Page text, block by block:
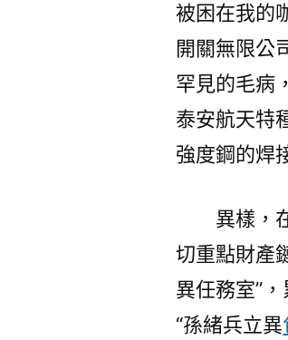
被困在我的
開關無限公
罕見的毛病
泰安航天特
強度鋼的焊
異樣，
切重點財產
異任務室”
“孫緒兵立異